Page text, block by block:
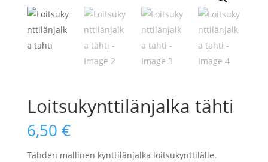
Loitsukynttilänjalka tähti
6,50 €
Tähden mallinen kynttilänjalka loitsukynttilälle.